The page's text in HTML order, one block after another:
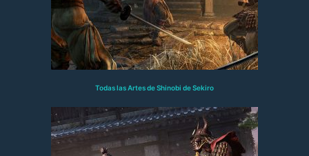
Todas las Artes de Shinobi de Sekiro